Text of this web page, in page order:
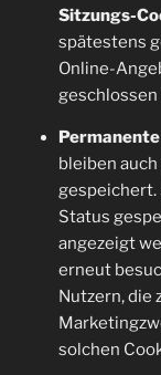
Sitzungs-
spätestens
Online-
geschlossen
bleiben
gespeichert.
Status
angezeigt
erneut
Nutzern, die
solchen